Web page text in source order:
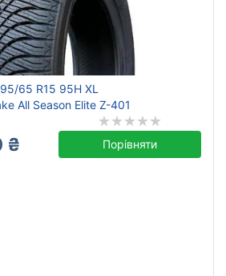
65 R15 95H XL
All Season Elite Z-401
₴ Порівняти